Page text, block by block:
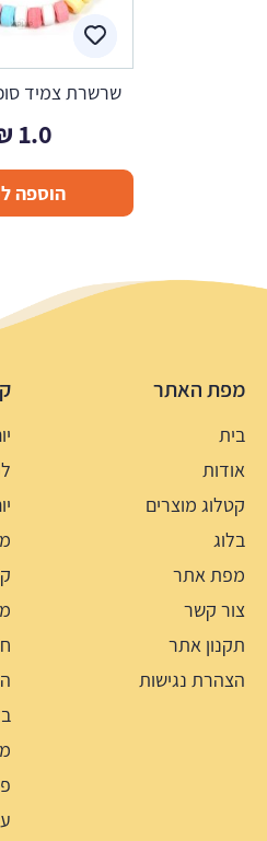
שרשרת צמיד
1.0
הוספה
מפת האתר
בית
אודות
קטלוג מוצרים
בלוג
מפת אתר
צור קשר
תקנון אתר
הצהרת נגישות